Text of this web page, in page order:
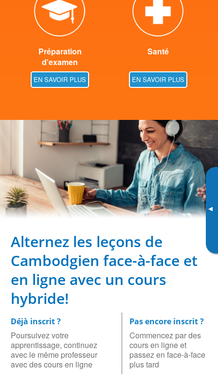
▸
Préparation
d'examen
EN SAVOIR PLUS
Santé
EN SAVOIR PLUS
Alternez les leçons de
Cambodgien face-à-face et
en ligne avec un cours
hybride!
Déjà inscrit ?
Poursuivez votre
apprentissage, continuez
avec le même professeur
avec des cours en ligne
Pas encore inscrit ?
Commencez par des
cours en ligne et
passez en face-à-face
plus tard